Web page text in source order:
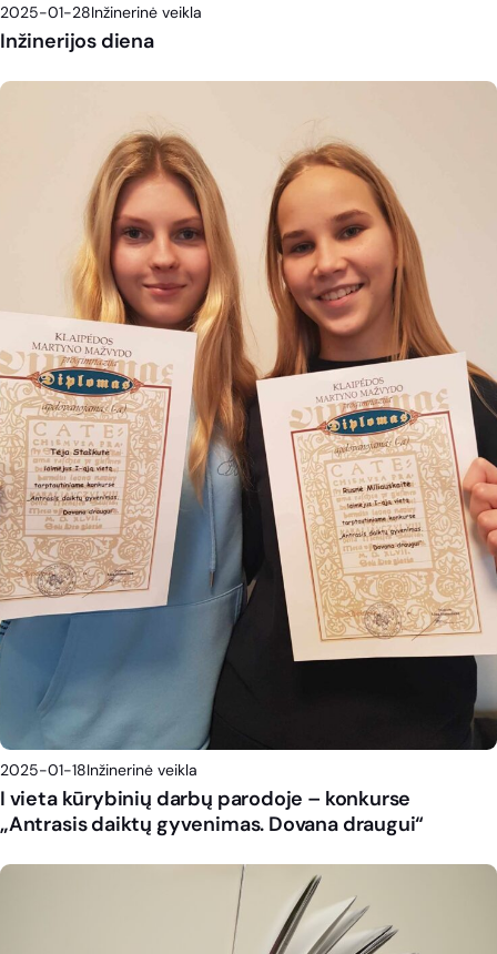
2025-01-28Inžinerinė veikla
Inžinerijos diena
2025-01-18Inžinerinė veikla
I vieta kūrybinių darbų parodoje – konkurse
„Antrasis daiktų gyvenimas. Dovana draugui“